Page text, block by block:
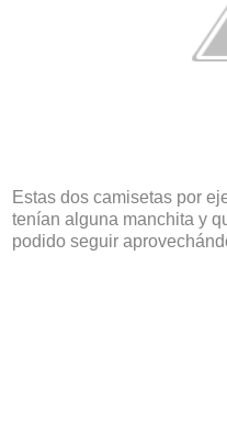
Estas dos camisetas por
tenían alguna manchita y
podido seguir